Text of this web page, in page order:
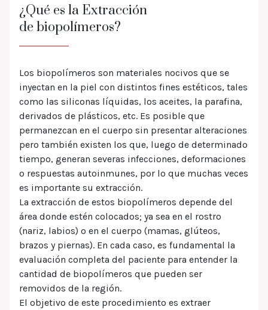
¿Qué es la Extracción
de biopolímeros?
Los biopolímeros son materiales nocivos que se
inyectan en la piel con distintos fines estéticos, tales
como las siliconas líquidas, los aceites, la parafina,
derivados de plásticos, etc. Es posible que
permanezcan en el cuerpo sin presentar alteraciones
pero también existen los que, luego de determinado
tiempo, generan severas infecciones, deformaciones
o respuestas autoinmunes, por lo que muchas veces
es importante su extracción.
La extracción de estos biopolímeros depende del
área donde estén colocados; ya sea en el rostro
(nariz, labios) o en el cuerpo (mamas, glúteos,
brazos y piernas). En cada caso, es fundamental la
evaluación completa del paciente para entender la
cantidad de biopolímeros que pueden ser
removidos de la región.
El objetivo de este procedimiento es extraer